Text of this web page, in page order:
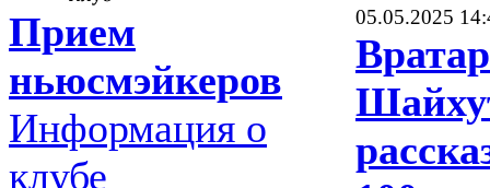
Прием
ньюсмэйкеров
Информация о
клубе
05.05.2025